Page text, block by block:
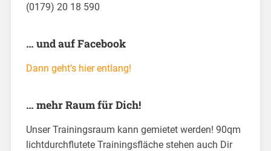
(0179) 20 18 590
… und auf Facebook
Dann geht’s hier entlang!
… mehr Raum für Dich!
Unser Trainingsraum kann gemietet werden! 90qm
lichtdurchflutete Trainingsfläche stehen auch Dir